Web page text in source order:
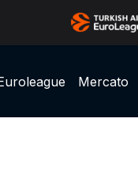
Mercato